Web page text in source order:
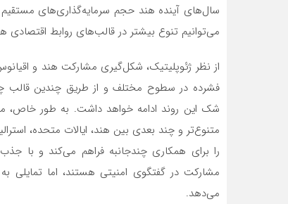
سال‌های آینده هند حجم سرمایه‌گذاری‌های مستقیم
می‌توانیم تنوع بیشتر در قالب‌های روابط اقتصادی
از نظر ژئوپلیتیک، شکل‌گیری مشارکت هند و
فشرده در سطوح مختلف و از طریق چندین قالب
متنوع‌تر و چند بعدی بین هند، ایالات متحده،
مشارکت در گفتگوی امنیتی هستند، اما تمایلی
می‌دهد.